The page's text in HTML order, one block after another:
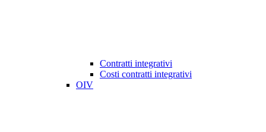
Contratti integrativi
Costi contratti integrativi
OIV